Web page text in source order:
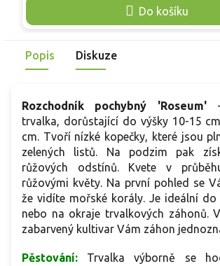
Do košíku
nášlapy i na extenzivní střechy. Oproti
druhům rozchodníků působí výrazně
Popis Diskuze
Rozchodník pochybný 'Roseum'-
trvalka, dorůstající do výšky 10-15
cm. Tvoří nízké kopečky, které jsou
zelených listů. Na podzim pak
růžových odstínů. Kvete v
růžovými květy. Na první pohled se
že vidíte mořské korály. Je ideální do
nebo na okraje trvalkových záhonů.
zabarvený kultivar Vám záhon
Pěstování: Trvalka výborně se